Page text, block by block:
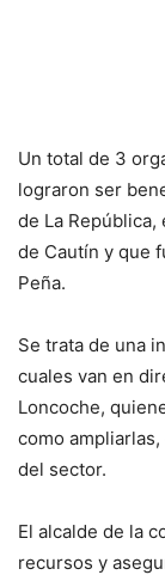
Un total de 3
lograron ser
de La
de Cautín y que
Peña.
Se trata de una
cuales van en
Loncoche,
como
del sector.
El alcalde de la
recursos y